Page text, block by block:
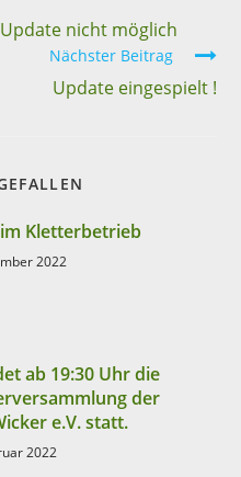
nicht möglich
Nächster Beitrag
Update eingespielt !
Kletterbetrieb
2022
ab 19:30 Uhr die
der
e.V. statt.
2022